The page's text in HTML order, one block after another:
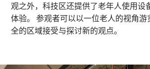
观之外，科技区还提供了老年人使用设
体验。 参观者可以以一位老人的视角
全的区域接受与探讨新的观点。